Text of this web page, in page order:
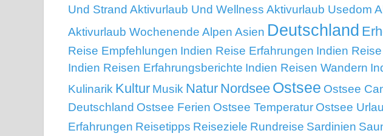
Und Strand Aktivurlaub Und Wellness Aktivurlaub Usedom
Aktivurlaub Wochenende Alpen Asien Deutschland
Reise Empfehlungen Indien Reise Erfahrungen Indien
Indien Reisen Erfahrungsberichte Indien Reisen Wandern
Kulinarik Kultur Musik Natur Nordsee Ostsee Ostsee
Deutschland Ostsee Ferien Ostsee Temperatur Ostsee
Erfahrungen Reisetipps Reiseziele Rundreise Sardinien